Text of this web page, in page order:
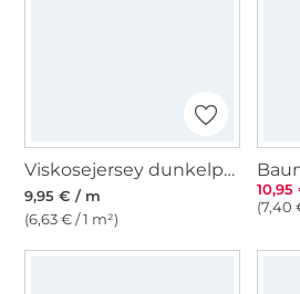
Viskosejersey dunkelpetrol
9,95 € / m
(6,63 € / 1 m²)
(7,40